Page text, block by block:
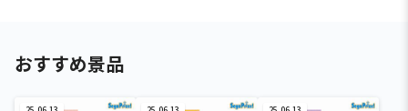
おすすめ景品